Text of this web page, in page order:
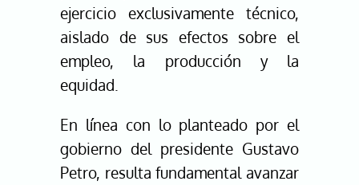
ejercicio exclusivamente técnico,
aislado de sus efectos sobre el
empleo, la producción y la
equidad.
En línea con lo planteado por el
gobierno del presidente Gustavo
Petro, resulta fundamental avanzar